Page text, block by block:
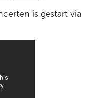
is gestart via